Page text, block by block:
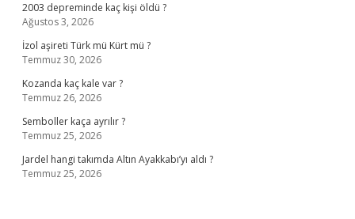
2003 depreminde kaç kişi öldü ?
Ağustos 3, 2026
İzol aşireti Türk mü Kürt mü ?
Temmuz 30, 2026
Kozanda kaç kale var ?
Temmuz 26, 2026
Semboller kaça ayrılır ?
Temmuz 25, 2026
Jardel hangi takımda Altın Ayakkabı’yı aldı ?
Temmuz 25, 2026